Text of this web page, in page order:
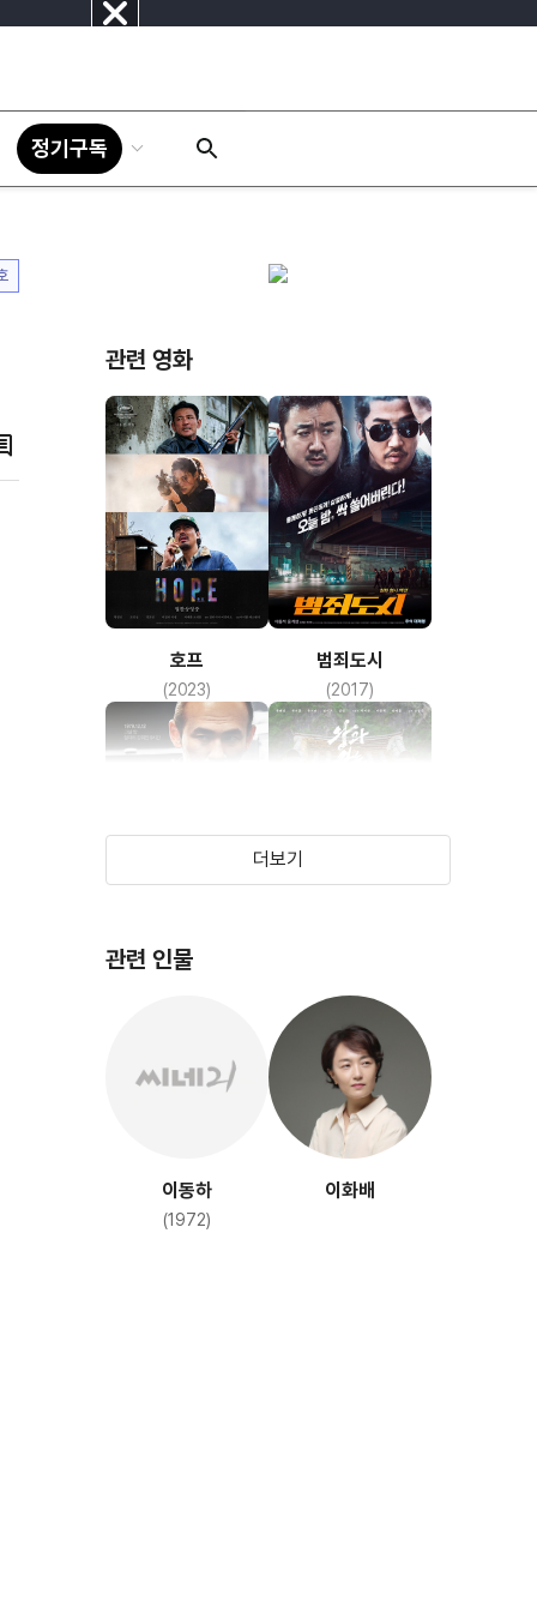
닫
정기구독
댓
글
관련 영화
호프
(2023)
범죄도시
(2017)
서울의 봄
(2024)
더보기
관련 인물
이동하
(1972)
이화배